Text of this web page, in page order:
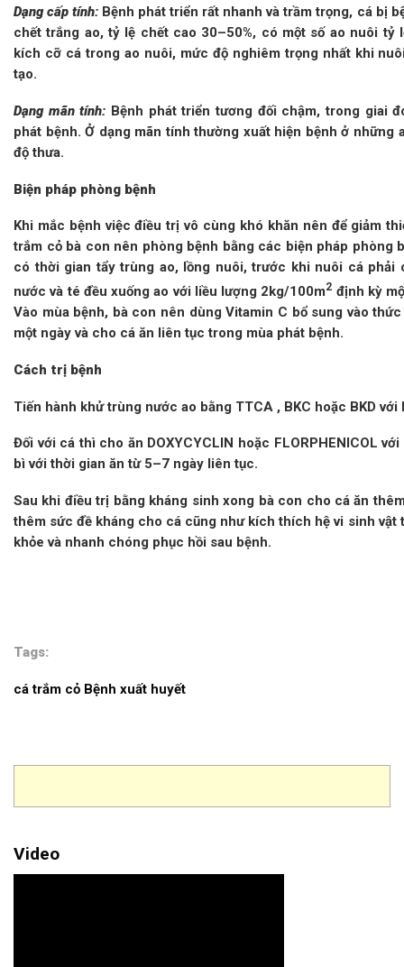
Dạng cấp tính: Bệnh phát triển rất nhanh và trầm trọng, cá bị
chết trắng ao, tỷ lệ chết cao 30–50%, có một số ao nuôi tỷ
kích cỡ cá trong ao nuôi, mức độ nghiêm trọng nhất khi
tạo.
Dạng mãn tính: Bệnh phát triển tương đối chậm, trong giai
phát bệnh. Ở dạng mãn tính thường xuất hiện bệnh ở
độ thưa.
Biện pháp phòng bệnh
Khi mắc bệnh việc điều trị vô cùng khó khăn nên để giảm
trắm cỏ bà con nên phòng bệnh bằng các biện pháp phòng
có thời gian tẩy trùng ao, lồng nuôi, trước khi nuôi cá phải
nước và té đều xuống ao với liều lượng 2kg/100m2 định kỳ
Vào mùa bệnh, bà con nên dùng Vitamin C bổ sung vào
một ngày và cho cá ăn liên tục trong mùa phát bệnh.
Cách trị bệnh
Tiến hành khử trùng nước ao bằng TTCA , BKC hoặc BKD
Đối với cá thì cho ăn DOXYCYCLIN hoặc FLORPHENICOL
bì với thời gian ăn từ 5–7 ngày liên tục.
Sau khi điều trị bằng kháng sinh xong bà con cho cá ăn
thêm sức đề kháng cho cá cũng như kích thích hệ vi sinh
khỏe và nhanh chóng phục hồi sau bệnh.
Tags:
cá trắm cỏ Bệnh xuất huyết
Video